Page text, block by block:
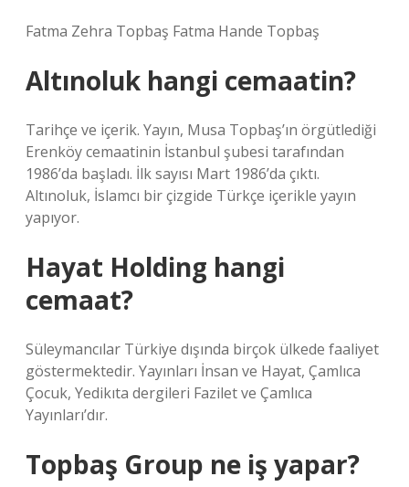
Fatma Zehra Topbaş Fatma Hande Topbaş
Altınoluk hangi cemaatin?
Tarihçe ve içerik. Yayın, Musa Topbaş’ın örgütlediği
Erenköy cemaatinin İstanbul şubesi tarafından
1986’da başladı. İlk sayısı Mart 1986’da çıktı.
Altınoluk, İslamcı bir çizgide Türkçe içerikle yayın
yapıyor.
Hayat Holding hangi
cemaat?
Süleymancılar Türkiye dışında birçok ülkede faaliyet
göstermektedir. Yayınları İnsan ve Hayat, Çamlıca
Çocuk, Yedikıta dergileri Fazilet ve Çamlıca
Yayınları’dır.
Topbaş Group ne iş yapar?